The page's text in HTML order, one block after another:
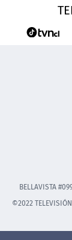
BELLAVISTA
©2022 TELEVISIÓN